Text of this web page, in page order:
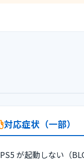
対応症状（一部）
PS5 が起動しない（